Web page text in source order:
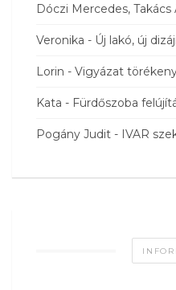
Dóczi Mercedes, Takács
Veronika - Új lakó, új
Lorin - Vigyázat
Kata - Fürdőszoba
Pogány Judit - IVAR